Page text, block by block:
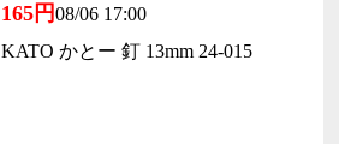
165円08/06 17:00
KATO かとー 釘 13mm 24-015